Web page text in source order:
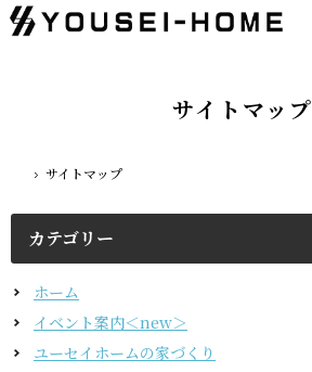
サイトマップ
ホーム
サイトマップ
カテゴリー
ホーム
イベント案内＜new＞
ユーセイホームの家づくり